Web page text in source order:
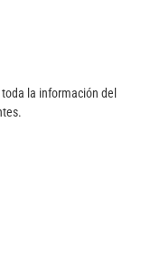
la información del